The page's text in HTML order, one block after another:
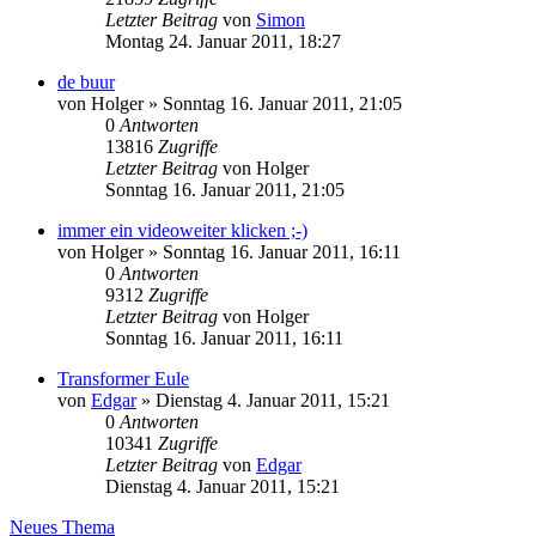
Letzter Beitrag von Simon
Montag 24. Januar 2011, 18:27
de buur
von Holger» Sonntag 16. Januar 2011, 21:05
0 Antworten
13816 Zugriffe
Letzter Beitrag von Holger
Sonntag 16. Januar 2011, 21:05
immer ein videoweiter klicken ;-)
von Holger» Sonntag 16. Januar 2011, 16:11
0 Antworten
9312 Zugriffe
Letzter Beitrag von Holger
Sonntag 16. Januar 2011, 16:11
Transformer Eule
von Edgar» Dienstag 4. Januar 2011, 15:21
0 Antworten
10341 Zugriffe
Letzter Beitrag von Edgar
Dienstag 4. Januar 2011, 15:21
Neues Thema